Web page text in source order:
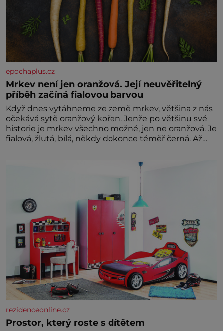
epochaplus.cz
Mrkev není jen oranžová. Její neuvěřitelný
příběh začíná fialovou barvou
Když dnes vytáhneme ze země mrkev, většina z nás
očekává sytě oranžový kořen. Jenže po většinu své
historie je mrkev všechno možné, jen ne oranžová. Je
fialová, žlutá, bílá, někdy dokonce téměř černá. Až
nedokážeme představit. Její příběh je
rezidenceonline.cz
Prostor, který roste s dítětem